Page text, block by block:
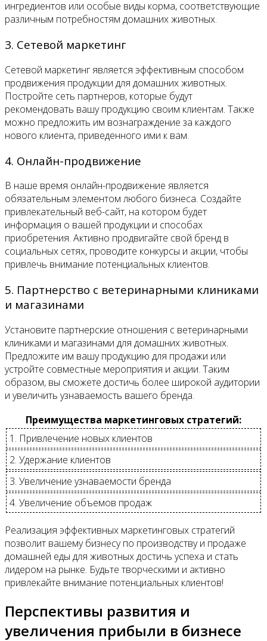
ингредиентов или особые виды корма, соответствующие
различным потребностям домашних животных.
3. Сетевой маркетинг
Сетевой маркетинг является эффективным способом
продвижения продукции для домашних животных.
Постройте сеть партнеров, которые будут
рекомендовать вашу продукцию своим клиентам. Также
можно предложить им вознаграждение за каждого
нового клиента, приведенного ими к вам.
4. Онлайн-продвижение
В наше время онлайн-продвижение является
обязательным элементом любого бизнеса. Создайте
привлекательный веб-сайт, на котором будет
информация о вашей продукции и способах
приобретения. Активно продвигайте свой бренд в
социальных сетях, проводите конкурсы и акции, чтобы
привлечь внимание потенциальных клиентов.
5. Партнерство с ветеринарными клиниками
и магазинами
Установите партнерские отношения с ветеринарными
клиниками и магазинами для домашних животных.
Предложите им вашу продукцию для продажи или
устройте совместные мероприятия и акции. Таким
образом, вы сможете достичь более широкой аудитории
и увеличить узнаваемость вашего бренда.
Преимущества маркетинговых стратегий:
1. Привлечение новых клиентов
2. Удержание клиентов
3. Увеличение узнаваемости бренда
4. Увеличение объемов продаж
Реализация эффективных маркетинговых стратегий
позволит вашему бизнесу по производству и продаже
домашней еды для животных достичь успеха и стать
лидером на рынке. Будьте творческими и активно
привлекайте внимание потенциальных клиентов!
Перспективы развития и
увеличения прибыли в бизнесе